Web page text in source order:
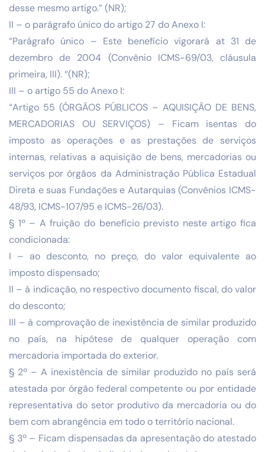
desse mesmo artigo.” (NR);
II – o parágrafo único do artigo 27 do Anexo I:
“Parágrafo único – Este benefício vigorará at 31 de
dezembro de 2004 (Convênio ICMS-69/03, cláusula
primeira, III). “(NR);
III – o artigo 55 do Anexo I:
“Artigo 55 (ÓRGÃOS PÚBLICOS – AQUISIÇÃO DE BENS,
MERCADORIAS OU SERVIÇOS) – Ficam isentas do
imposto as operações e as prestações de serviços
internas, relativas a aquisição de bens, mercadorias ou
serviços por órgãos da Administração Pública Estadual
Direta e suas Fundações e Autarquias (Convênios ICMS-
48/93, ICMS-107/95 e ICMS-26/03).
§ 1º – A fruição do benefício previsto neste artigo fica
condicionada:
I – ao desconto, no preço, do valor equivalente ao
imposto dispensado;
II – à indicação, no respectivo documento fiscal, do valor
do desconto;
III – à comprovação de inexistência de similar produzido
no país, na hipótese de qualquer operação com
mercadoria importada do exterior.
§ 2º – A inexistência de similar produzido no país será
atestada por órgão federal competente ou por entidade
representativa do setor produtivo da mercadoria ou do
bem com abrangência em todo o território nacional.
§ 3º – Ficam dispensadas da apresentação do atestado